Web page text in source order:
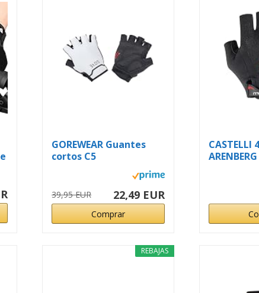
GOREWEAR Guantes
cortos C5
39,95 EUR 22,49 EUR
Comprar
CASTELLI
REBAJAS